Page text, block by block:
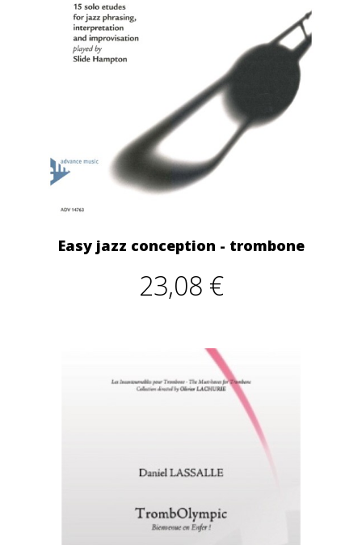
Easy jazz conception - trombone
23,08 €